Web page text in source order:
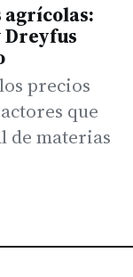
agrícolas:
Dreyfus
precios
que
de materias